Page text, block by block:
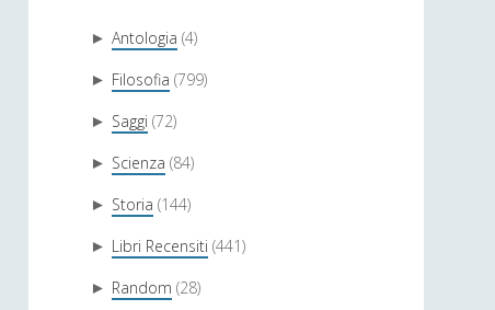
► Antologia (4)
► Filosofia (799)
► Saggi (72)
► Scienza (84)
► Storia (144)
► Libri Recensiti (441)
► Random (28)